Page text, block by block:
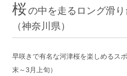
桜の中を走るロング滑
（神奈川県）
早咲きで有名な河津桜を楽しめるス
末～3月上旬）